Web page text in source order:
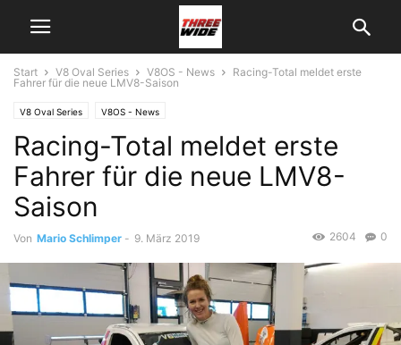
Start V8 Oval Series V8OS - News
Racing-Total meldet erste
Fahrer für die neue LMV8-Saison
V8 Oval Series V8OS - News
Racing-Total meldet erste
Fahrer für die neue LMV8-
Saison
Von Mario Schlimper - 9. März 2019 0
2604